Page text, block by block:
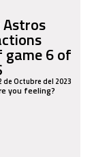
Astros
game 6 of
de Octubre del 2023
you feeling?